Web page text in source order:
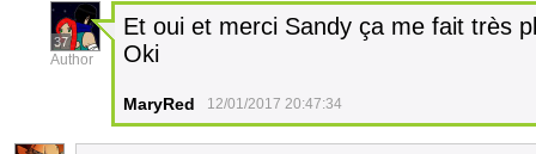
37
Author
Et oui et merci Sandy ça me fait très
Oki
MaryRed 12/01/2017 20:47:34